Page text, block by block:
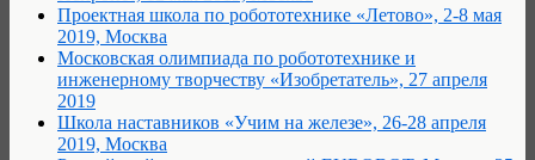
Проектная школа по робототехнике «Летово», 2-8 мая
2019, Москва
Московская олимпиада по робототехнике и
инженерному творчеству «Изобретатель», 27 апреля
2019
Школа наставников «Учим на железе», 26-28 апреля
2019, Москва